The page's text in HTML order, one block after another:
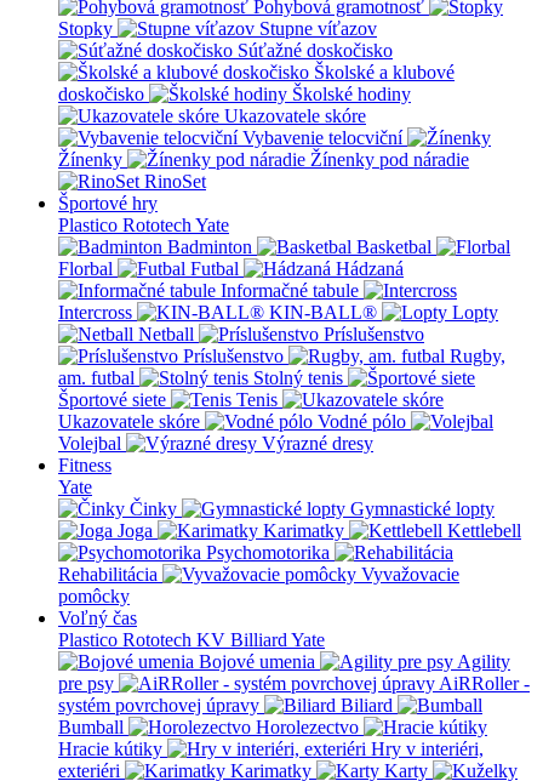
Pohybová gramotnosť
Stopky
Stupne víťazov
Súťažné doskočisko
Školské a klubové
doskočisko
Školské hodiny
Ukazovatele skóre
Vybavenie telocviční
Žínenky
Žínenky pod náradie
RinoSet
Športové hry
Plastico Rototech Yate
Badminton
Basketbal
Florbal
Futbal
Hádzaná
Informačné tabule
Intercross
KIN-BALL®
Lopty
Netball
Príslušenstvo
Príslušenstvo
Rugby,
am. futbal
Stolný tenis
Športové siete
Tenis
Ukazovatele skóre
Vodné pólo
Volejbal
Výrazné dresy
Fitness
Yate
Činky
Gymnastické lopty
Joga
Karimatky
Kettlebell
Psychomotorika
Rehabilitácia
Vyvažovacie
pomôcky
Voľný čas
Plastico Rototech KV Billiard Yate
Bojové umenia
Agility
pre psy
AiRRoller -
systém povrchovej úpravy
Biliard
Bumball
Horolezectvo
Hracie kútiky
Hry v interiéri,
exteriéri
Karimatky
Karty